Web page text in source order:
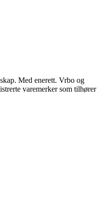
Med enerett. Vrbo og
varemerker som tilhører